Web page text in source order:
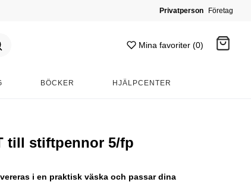
Privatperson Företag
Mina favoriter (0)
BÖCKER HJÄLPCENTER
till stiftpennor 5/fp
i en praktisk väska och passar dina